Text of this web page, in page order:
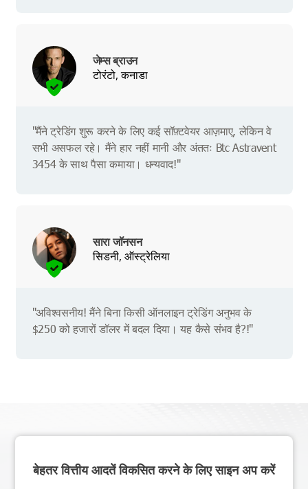
जेम्स ब्राउन
टोरंटो, कनाडा
"मैंने ट्रेडिंग शुरू करने के लिए कई सॉफ़्टवेयर आज़माए, लेकिन वे
सभी असफल रहे। मैंने हार नहीं मानी और अंततः Btc Astravent
3454 के साथ पैसा कमाया। धन्यवाद!"
सारा जॉनसन
सिडनी, ऑस्ट्रेलिया
"अविश्वसनीय! मैंने बिना किसी ऑनलाइन ट्रेडिंग अनुभव के
$250 को हजारों डॉलर में बदल दिया। यह कैसे संभव है?!"
बेहतर वित्तीय आदतें विकसित करने के लिए साइन अप करें